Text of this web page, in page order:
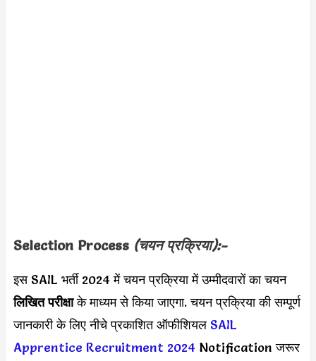
Selection Process (चयन प्रक्रिया):-
इस SAIL भर्ती 2024 में चयन प्रक्रिया में उम्मीदवारों का चयन
लिखित परीक्षाके माध्यम से किया जाएगा. चयन प्रक्रिया की सम्पूर्ण
जानकारी के लिए नीचे प्रकाशित ऑफीशियल SAIL
Apprentice Recruitment 2024 Notification जरूर